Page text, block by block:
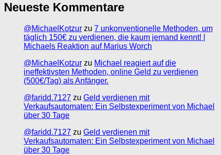
Neueste Kommentare
@MichaelKotzur zu 7 unkonventionelle Methoden, um
täglich 150€ zu verdienen, die kaum jemand kennt! |
Michaels Reaktion auf Marius Worch
@MichaelKotzur zu Michael reagiert auf die
ineffektivsten Methoden, online Geld zu verdienen
(500€/Tag) als Anfänger.
@faridd.7127 zu Geld verdienen mit
Verkaufsautomaten: Ein Selbstexperiment von Michael
über 30 Tage
@faridd.7127 zu Geld verdienen mit
Verkaufsautomaten: Ein Selbstexperiment von Michael
über 30 Tage